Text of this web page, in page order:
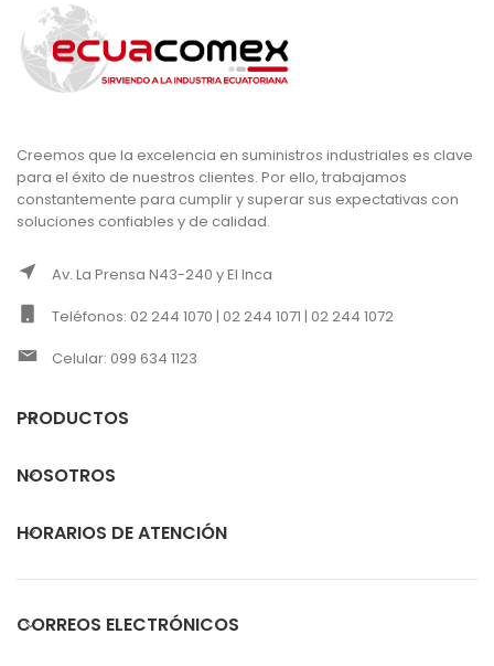
Creemos que la excelencia en suministros industriales es clave
para el éxito de nuestros clientes. Por ello, trabajamos
constantemente para cumplir y superar sus expectativas con
soluciones confiables y de calidad.
Av. La Prensa N43-240 y El Inca
Teléfonos: 02 244 1070 | 02 244 1071 | 02 244 1072
Celular: 099 634 1123
PRODUCTOS
NOSOTROS
HORARIOS DE ATENCIÓN
CORREOS ELECTRÓNICOS